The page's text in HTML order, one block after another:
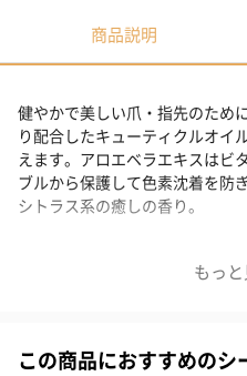
商品説明
もっ
健やかで美しい爪・指先のため
り配合したキューティクルオイ
えます。アロエベラエキスはビ
ブルから保護して色素沈着を防
シトラス系の癒しの香り。
世界中のサロンで使用され
この商品におすすめのシ